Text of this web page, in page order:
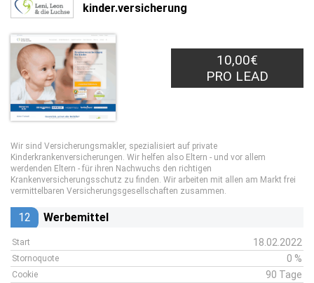
kinder.versicherung
10,00€
PRO LEAD
Wir sind Versicherungsmakler, spezialisiert auf private
Kinderkrankenversicherungen. Wir helfen also Eltern - und vor allem
werdenden Eltern - für ihren Nachwuchs den richtigen
Krankenversicherungsschutz zu finden. Wir arbeiten mit allen am Markt frei
vermittelbaren Versicherungsgesellschaften zusammen.
12 Werbemittel
Start 18.02.2022
Stornoquote 0 %
Cookie 90 Tage